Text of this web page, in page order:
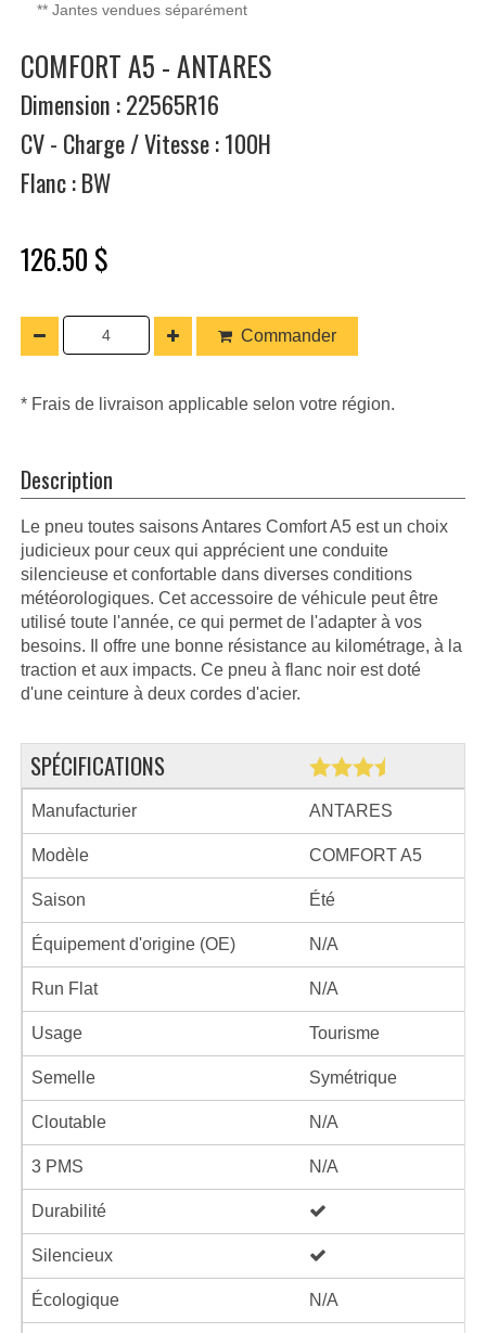
** Jantes vendues séparément
COMFORT A5 - ANTARES
Dimension : 22565R16
CV - Charge / Vitesse : 100H
Flanc : BW
126.50 $
Commander
* Frais de livraison applicable selon votre région.
Description
Le pneu toutes saisons Antares Comfort A5 est un choix
judicieux pour ceux qui apprécient une conduite
silencieuse et confortable dans diverses conditions
météorologiques. Cet accessoire de véhicule peut être
utilisé toute l'année, ce qui permet de l'adapter à vos
besoins. Il offre une bonne résistance au kilométrage, à la
traction et aux impacts. Ce pneu à flanc noir est doté
d'une ceinture à deux cordes d'acier.
SPÉCIFICATIONS
Manufacturier ANTARES
Modèle COMFORT A5
Saison Été
Équipement d'origine (OE) N/A
Run Flat N/A
Usage Tourisme
Semelle Symétrique
Cloutable N/A
3 PMS N/A
Durabilité
Silencieux
Écologique N/A